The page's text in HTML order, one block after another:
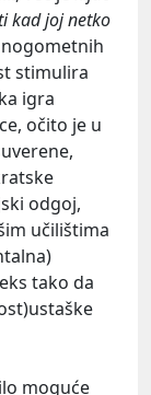
kad joj netko
stimulira
igra
očito je u
odgoj,
učilištima
tako da
moguće